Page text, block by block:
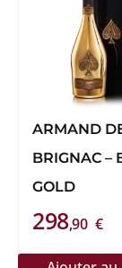
ARMAND
BRIGNAC –
GOLD
298,90 €